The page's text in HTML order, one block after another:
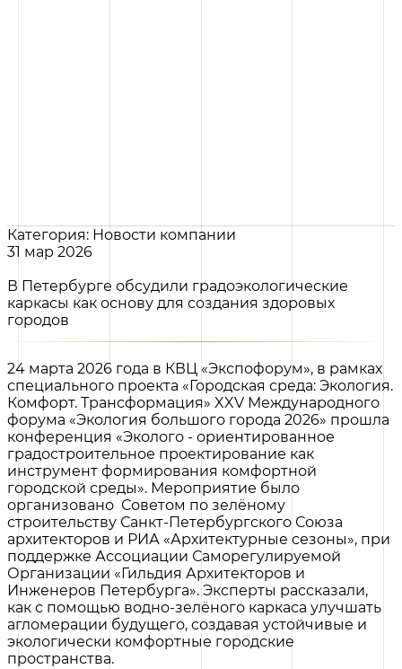
Категория: Новости компании
31 мар 2026
В Петербурге обсудили градоэкологические
каркасы как основу для создания здоровых
городов
24 марта 2026 года в КВЦ «Экспофорум», в рамках
специального проекта «Городская среда: Экология.
Комфорт. Трансформация» XXV Международного
форума «Экология большого города 2026» прошла
конференция «Эколого - ориентированное
градостроительное проектирование как
инструмент формирования комфортной
городской среды». Мероприятие было
организовано Советом по зелёному
строительству Санкт-Петербургского Союза
архитекторов и РИА «Архитектурные сезоны», при
поддержке Ассоциации Саморегулируемой
Организации «Гильдия Архитекторов и
Инженеров Петербурга». Эксперты рассказали,
как с помощью водно-зелёного каркаса улучшать
агломерации будущего, создавая устойчивые и
экологически комфортные городские
пространства.